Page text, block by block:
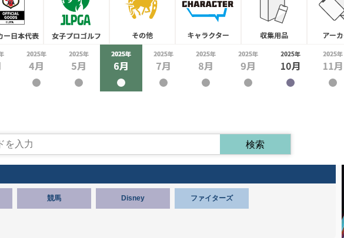
競馬 Disney ファイターズ